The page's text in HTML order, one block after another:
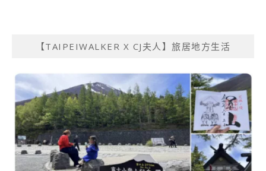
【TAIPEIWALKER X CJ夫人】旅居地方生活